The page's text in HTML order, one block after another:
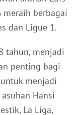
meraih berbagai
dan Ligue 1.
tahun, menjadi
penting bagi
menjadi
Hansi
La Liga,